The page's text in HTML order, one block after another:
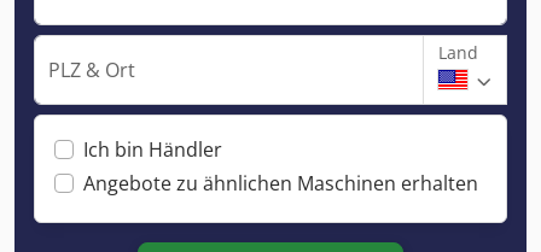
PLZ & Ort
Land
Ich bin Händler
Angebote zu ähnlichen Maschinen erhalten